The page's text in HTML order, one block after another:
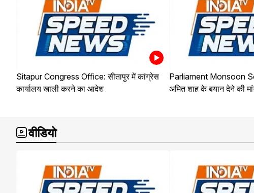
Sitapur Congress Office: सीतापुर में कांग्रेस
कार्यालय खाली करने का आदेश
Parliament Monsoon
अमित शाह के बयान देने की
वीडियो